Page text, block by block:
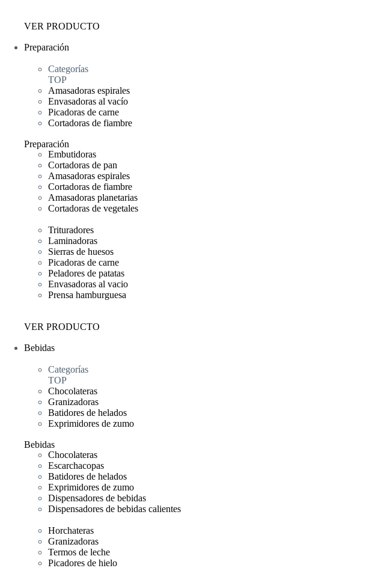
VER PRODUCTO
Preparación
Categorías
TOP
Amasadoras espirales
Envasadoras al vacío
Picadoras de carne
Cortadoras de fiambre
Preparación
Embutidoras
Cortadoras de pan
Amasadoras espirales
Cortadoras de fiambre
Amasadoras planetarias
Cortadoras de vegetales
Trituradores
Laminadoras
Sierras de huesos
Picadoras de carne
Peladores de patatas
Envasadoras al vacio
Prensa hamburguesa
VER PRODUCTO
Bebidas
Categorías
TOP
Chocolateras
Granizadoras
Batidores de helados
Exprimidores de zumo
Bebidas
Chocolateras
Escarchacopas
Batidores de helados
Exprimidores de zumo
Dispensadores de bebidas
Dispensadores de bebidas calientes
Horchateras
Granizadoras
Termos de leche
Picadores de hielo